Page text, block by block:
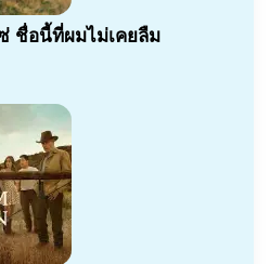
ชื่อนี้ที่ผมไม่เคยลืม